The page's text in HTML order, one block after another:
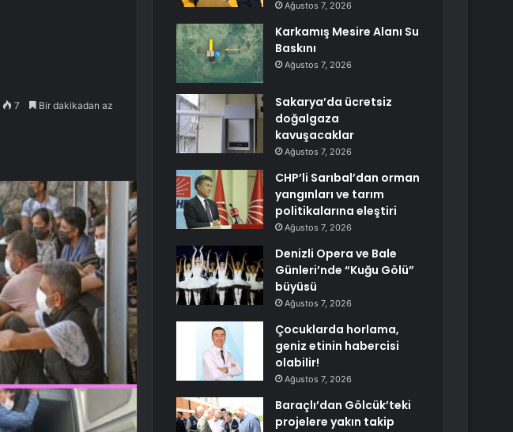
7 Bir dakikadan az
Ağustos 7, 2026
Karkamış Mesire Alanı Su
Baskını
Ağustos 7, 2026
Sakarya’da ücretsiz
doğalgaza
kavuşacaklar
Ağustos 7, 2026
CHP’li Sarıbal’dan orman
yangınları ve tarım
politikalarına eleştiri
Ağustos 7, 2026
Denizli Opera ve Bale
Günleri’nde “Kuğu Gölü”
büyüsü
Ağustos 7, 2026
Çocuklarda horlama,
geniz etinin habercisi
olabilir!
Ağustos 7, 2026
Baraçlı’dan Gölcük’teki
projelere yakın takip